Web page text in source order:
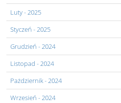
Luty- 2025
Styczeń - 2025
Grudzień - 2024
Listopad - 2024
Pażdziernik- 2024
Wrzesień - 2024